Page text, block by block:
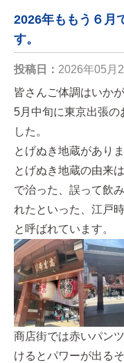
2026年ももう６月
す。
投稿日： 2026年05月
皆さんご体調はいか
5月中旬に東京出張の
した。
とげぬき地蔵がありま
とげぬき地蔵の由来
で治った、誤って飲
れたといった、江戸
と呼ばれています。
商店街では赤いパン
けるとパワーが出るそ